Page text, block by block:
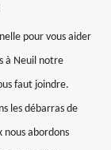
pour vous aider
à Neuil notre
faut joindre.
les débarras de
nous abordons